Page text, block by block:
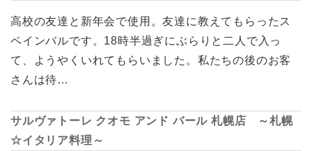
高校の友達と新年会で使用。友達に教えてもらったス
ペインバルです。18時半過ぎにぶらりと二人で入っ
て、ようやくいれてもらいました。私たちの後のお客
さんは待…
サルヴァトーレ クオモ アンド バール 札幌店 ～札幌
☆イタリア料理～